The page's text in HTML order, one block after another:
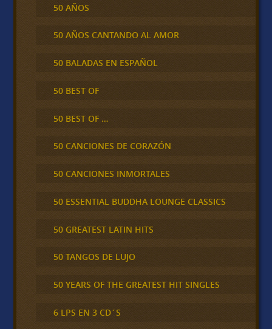
50 AÑOS
50 AÑOS CANTANDO AL AMOR
50 BALADAS EN ESPAÑOL
50 BEST OF
50 BEST OF …
50 CANCIONES DE CORAZÓN
50 CANCIONES INMORTALES
50 ESSENTIAL BUDDHA LOUNGE CLASSICS
50 GREATEST LATIN HITS
50 TANGOS DE LUJO
50 YEARS OF THE GREATEST HIT SINGLES
6 LPS EN 3 CD´S